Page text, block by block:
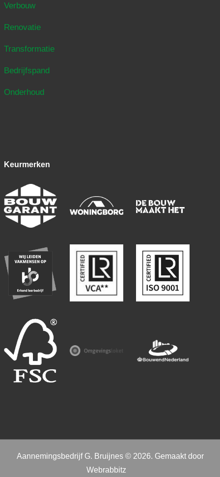
Verbouw
Renovatie
Transformatie
Bedrijfspand
Onderhoud
Keurmerken
Aannemingsbedrijf G. Bruijnes © 2026. Gemaakt door
Webrabbitz